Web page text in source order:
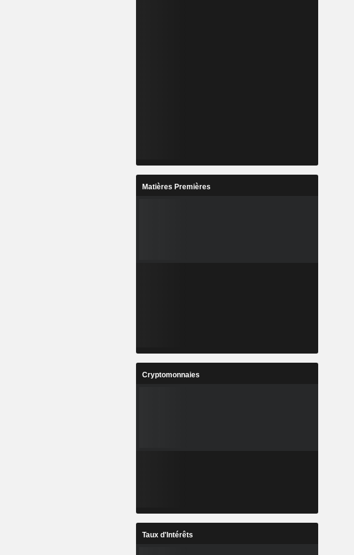
Matières Premières
Cryptomonnaies
Taux d'Intérêts